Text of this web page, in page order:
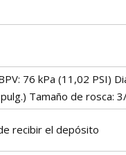
76 kPa (11,02 PSI)
Tamaño de rosca:
recibir el depósito